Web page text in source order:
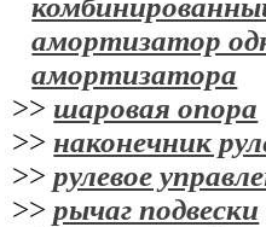
амортизатор
амортизатора
>> шаровая опора
>> наконечник
>>рулевое
>>рычаг подвески